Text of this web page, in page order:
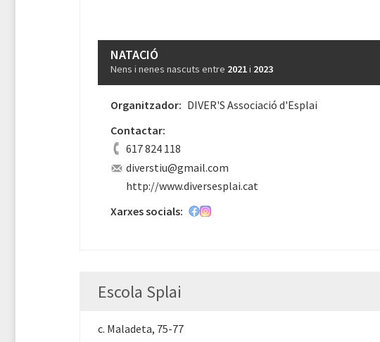
NATACIÓ
Nens i nenes nascuts entre 2021i 2023
Organitzador: DIVER'S Associació d'Esplai
Contactar:
617 824 118
diverstiu@gmail.com
http://www.diversesplai.cat
Xarxes socials:
Escola Splai
c. Maladeta, 75-77